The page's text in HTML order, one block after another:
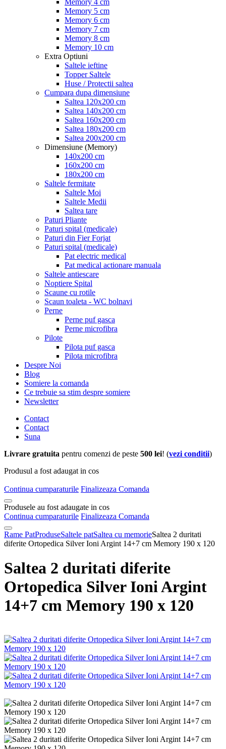
Memory 5 cm
Memory 6 cm
Memory 7 cm
Memory 8 cm
Memory 10 cm
Extra Optiuni
Saltele ieftine
Topper Saltele
Huse / Protectii saltea
Cumpara dupa dimensiune
Saltea 120x200 cm
Saltea 140x200 cm
Saltea 160x200 cm
Saltea 180x200 cm
Saltea 200x200 cm
Dimensiune (Memory)
140x200 cm
160x200 cm
180x200 cm
Saltele fermitate
Saltele Moi
Saltele Medii
Saltea tare
Paturi Pliante
Paturi spital (medicale)
Paturi din Fier Forjat
Paturi spital (medicale)
Pat electric medical
Pat medical actionare manuala
Saltele antiescare
Noptiere Spital
Scaune cu rotile
Scaun toaleta - WC bolnavi
Perne
Perne puf gasca
Perne microfibra
Pilote
Pilota puf gasca
Pilota microfibra
Despre Noi
Blog
Somiere la comanda
Ce trebuie sa stim despre somiere
Newsletter
Contact
Contact
Suna
Livrare gratuita pentru comenzi de peste 500 lei! (vezi conditii)
Produsul a fost adaugat in cos
Continua cumparaturile Finalizeaza Comanda
Produsele au fost adaugate in cos
Continua cumparaturile Finalizeaza Comanda
Rame PatProduseSaltele patSaltea cu memorieSaltea 2 duritati
diferite Ortopedica Silver Ioni Argint 14+7 cm Memory 190 x 120
Saltea 2 duritati diferite
Ortopedica Silver Ioni Argint
14+7 cm Memory 190 x 120